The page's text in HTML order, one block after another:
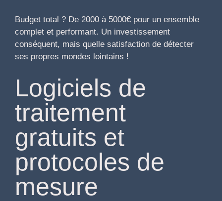
Budget total ? De 2000 à 5000€ pour un ensemble
complet et performant. Un investissement
conséquent, mais quelle satisfaction de détecter
ses propres mondes lointains !
Logiciels de
traitement
gratuits et
protocoles de
mesure